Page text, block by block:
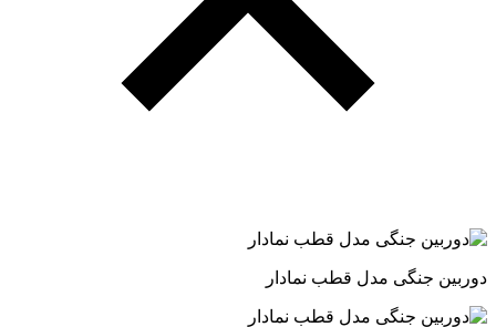
دوربین جنگی مدل قطب نمادار